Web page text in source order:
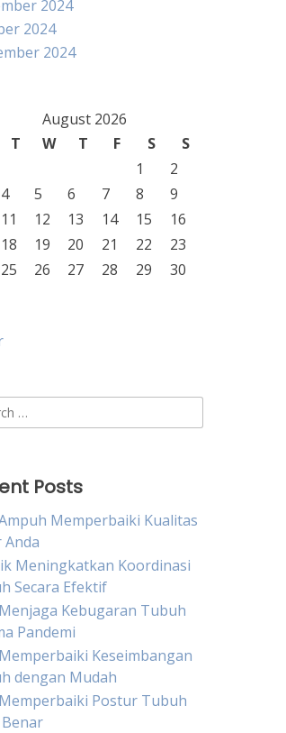
2024
2024
2024
August 2026
T W T F S
S
1
2
4 5 6 7 8
9
11 12 13 14 15
16
18 19 20 21 22
23
25 26 27 28 29
30
Posts
Memperbaiki Kualitas
Meningkatkan Koordinasi
Secara Efektif
Kebugaran Tubuh
Pandemi
Keseimbangan
dengan Mudah
Postur Tubuh